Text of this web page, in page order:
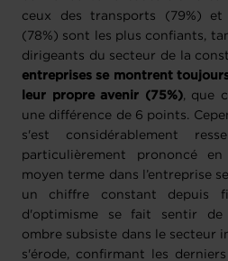
ceux des transports (79%) et
(78%) sont les plus confiants,
dirigeants du secteur de la
entreprises se montrent
leur propre avenir (75%), que
une différence de 6 points.
s'est considérablement
particulièrement prononcé
moyen terme dans l’entreprise
un chiffre constant depuis
d'optimisme se fait sentir de
ombre subsiste dans le secteur
s'érode, confirmant les